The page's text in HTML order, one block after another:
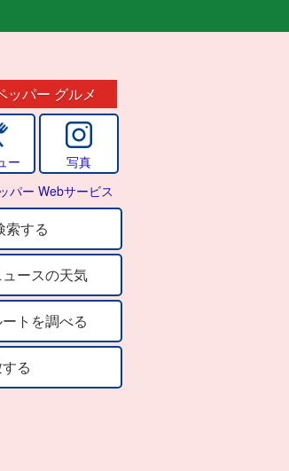
ッパー グルメ
ー
写真
パー Webサービス
索する
ースの天気
トを調べる
る